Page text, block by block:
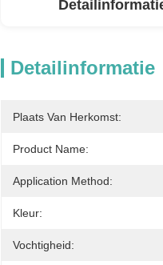
Detailinformatie
Plaats Van Herkomst:
Product Name:
Application Method:
Kleur:
Vochtigheid: